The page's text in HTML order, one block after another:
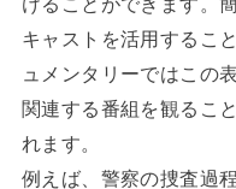
キャストを活用するこ
ュメンタリーではこの
関連する番組を観るこ
れます。
例えば、警察の捜査過